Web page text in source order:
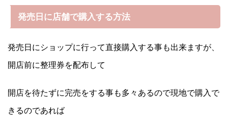
発売日に店舗で購入する方法
発売日にショップに行って直接購入する事も出来ますが、
開店前に整理券を配布して
開店を待たずに完売をする事も多々あるので現地で購入で
きるのであれば